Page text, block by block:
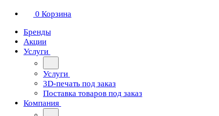
0 Корзина
Бренды
Акции
Услуги
Услуги
3D-печать под заказ
Поставка товаров под заказ
Компания